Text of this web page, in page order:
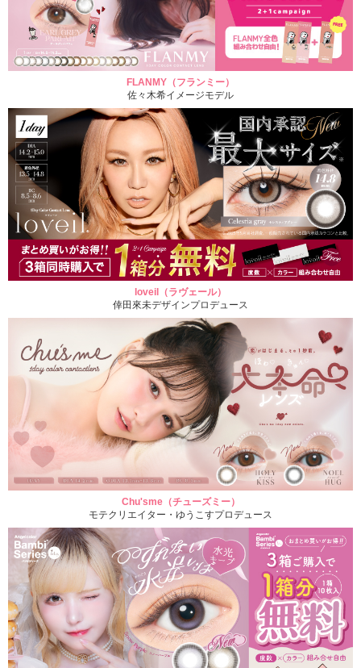
FLANMY（フランミー）
佐々木希イメージモデル
loveil（ラヴェール）
倖田來未デザインプロデュース
Chu'sme（チューズミー）
モテクリエイター・ゆうこすプロデュース